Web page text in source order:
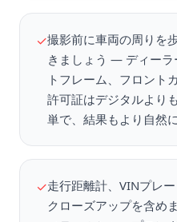
✓撮影前に車両の周りを
きましょう — ディー
トフレーム、フロント
許可証はデジタルより
単で、結果もより自然
✓走行距離計、VINプレ
クローズアップを含め